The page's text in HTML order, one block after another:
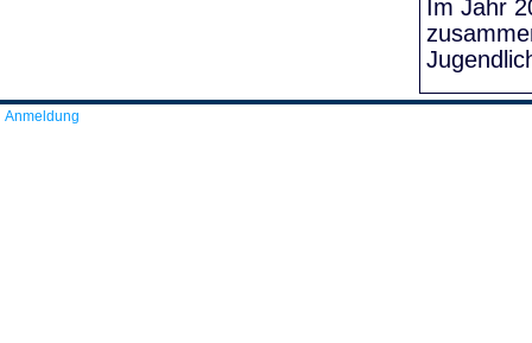
Im Jahr
Anmeldung